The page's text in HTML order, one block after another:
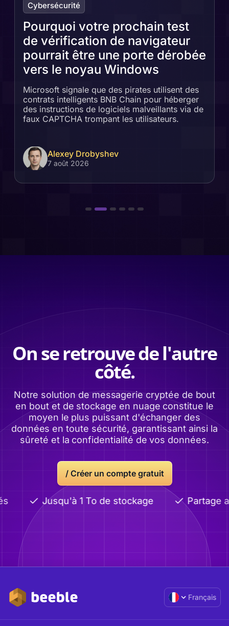
Cybersécurité
Pourquoi votre prochain test
de vérification de navigateur
pourrait être une porte dérobée
vers le noyau Windows
Microsoft signale que des pirates utilisent des
contrats intelligents BNB Chain pour héberger
des instructions de logiciels malveillants via de
faux CAPTCHA trompant les utilisateurs.
Alexey Drobyshev
7 août 2026
On se retrouve de l'autre
côté.
Notre solution de messagerie cryptée de bout
en bout et de stockage en nuage constitue le
moyen le plus puissant d'échanger des
données en toute sécurité, garantissant ainsi la
sûreté et la confidentialité de vos données.
/ Créer un compte gratuit
Jusqu'à 1 To de stockage Partage
Français